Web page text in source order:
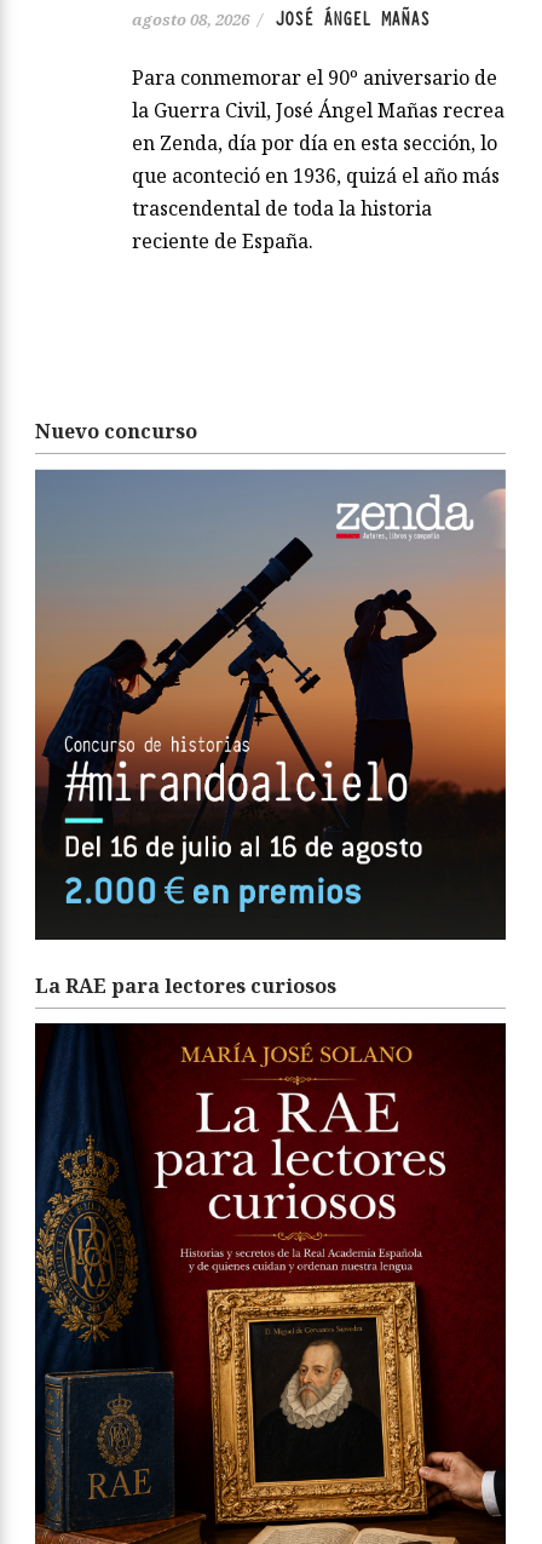
agosto 08, 2026 / JOSÉ ÁNGEL MAÑAS
Para conmemorar el 90º aniversario de
la Guerra Civil, José Ángel Mañas recrea
en Zenda, día por día en esta sección, lo
que aconteció en 1936, quizá el año más
trascendental de toda la historia
reciente de España.
Nuevo concurso
La RAE para lectores curiosos